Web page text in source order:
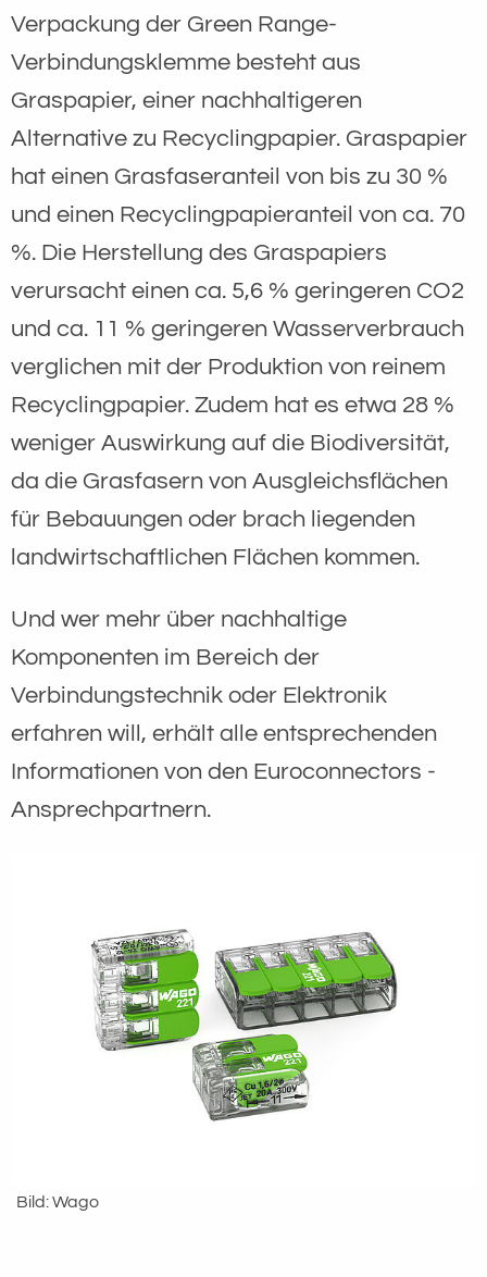
Verpackung der Green Range-
Verbindungsklemme besteht aus
Graspapier, einer nachhaltigeren
Alternative zu Recyclingpapier. Graspapier
hat einen Grasfaseranteil von bis zu 30 %
und einen Recyclingpapieranteil von ca. 70
%. Die Herstellung des Graspapiers
verursacht einen ca. 5,6 % geringeren CO2
und ca. 11 % geringeren Wasserverbrauch
verglichen mit der Produktion von reinem
Recyclingpapier. Zudem hat es etwa 28 %
weniger Auswirkung auf die Biodiversität,
da die Grasfasern von Ausgleichsflächen
für Bebauungen oder brach liegenden
landwirtschaftlichen Flächen kommen.
Und wer mehr über nachhaltige
Komponenten im Bereich der
Verbindungstechnik oder Elektronik
erfahren will, erhält alle entsprechenden
Informationen von den Euroconnectors -
Ansprechpartnern.
Bild: Wago